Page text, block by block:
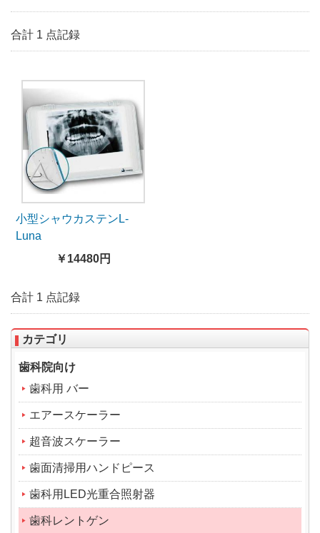
合計 1 点記録
小型シャウカステンL-
Luna
￥14480円
合計 1 点記録
カテゴリ
歯科院向け
歯科用 バー
エアースケーラー
超音波スケーラー
歯面清掃用ハンドピース
歯科用LED光重合照射器
歯科レントゲン